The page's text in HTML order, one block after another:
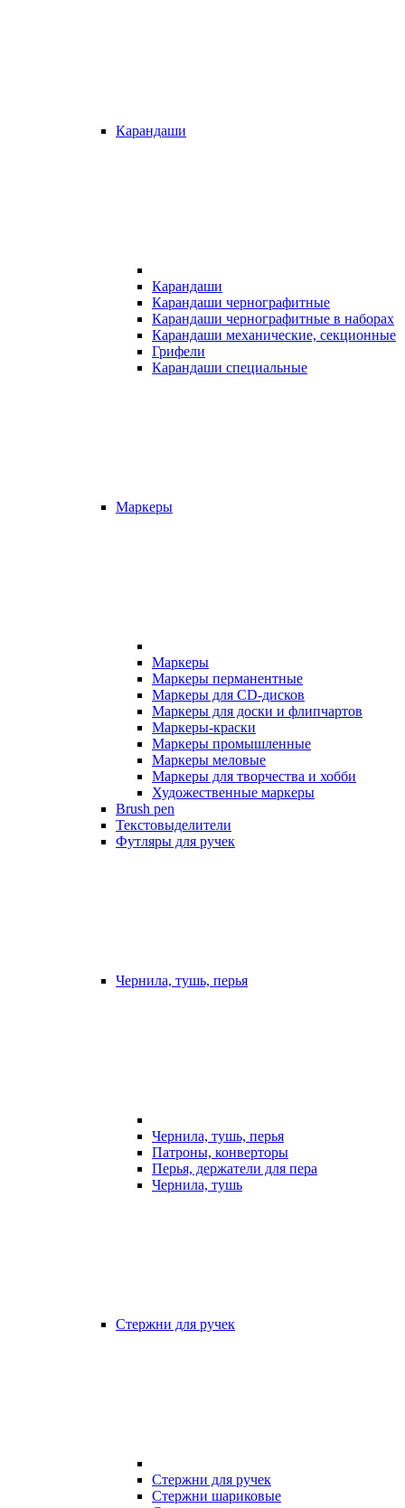
Карандаши
Карандаши
Карандаши чернографитные
Карандаши чернографитные в наборах
Карандаши механические, секционные
Грифели
Карандаши специальные
Маркеры
Маркеры
Маркеры перманентные
Маркеры для CD-дисков
Маркеры для доски и флипчартов
Маркеры-краски
Маркеры промышленные
Маркеры меловые
Маркеры для творчества и хобби
Художественные маркеры
Brush pen
Текстовыделители
Футляры для ручек
Чернила, тушь, перья
Чернила, тушь, перья
Патроны, конверторы
Перья, держатели для пера
Чернила, тушь
Стержни для ручек
Стержни для ручек
Стержни шариковые